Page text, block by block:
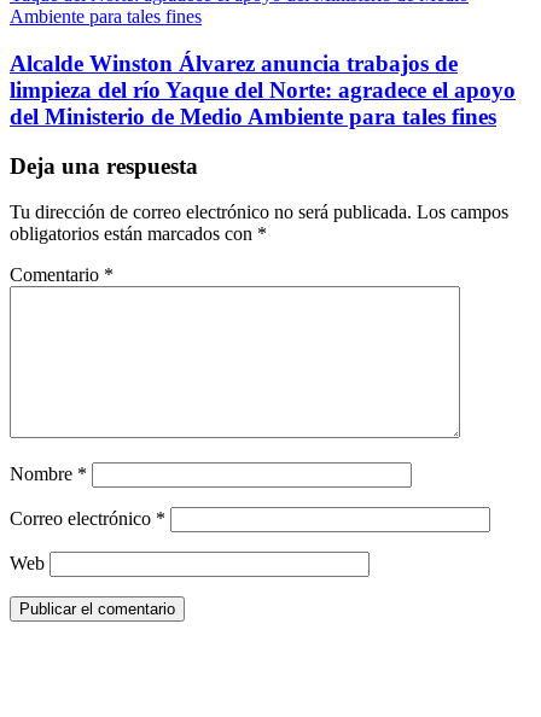
Alcalde Winston Álvarez anuncia trabajos de
limpieza del río Yaque del Norte: agradece el apoyo
del Ministerio de Medio Ambiente para tales fines
Deja una respuesta
Tu dirección de correo electrónico no será publicada. Los campos
obligatorios están marcados con *
Comentario *
Nombre *
Correo electrónico *
Web